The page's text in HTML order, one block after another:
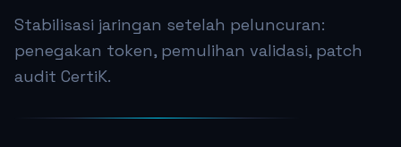
Stabilisasi jaringan setelah peluncuran:
penegakan token, pemulihan validasi, patch
audit CertiK.